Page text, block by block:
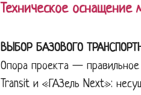
Техническое
ВЫБОР БАЗОВОГО
Опора проекта —
Transit и «ГАЗель Next»: